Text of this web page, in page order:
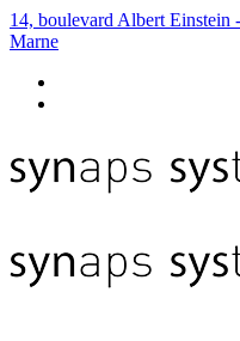
14, boulevard Albert Einstein
Marne